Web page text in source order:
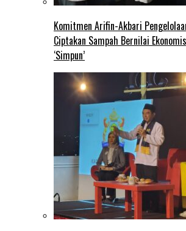
Komitmen Arifin-Akbari
Ciptakan Sampah Bernilai
‘Simpun’